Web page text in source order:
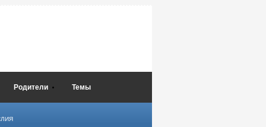
Родители Темы